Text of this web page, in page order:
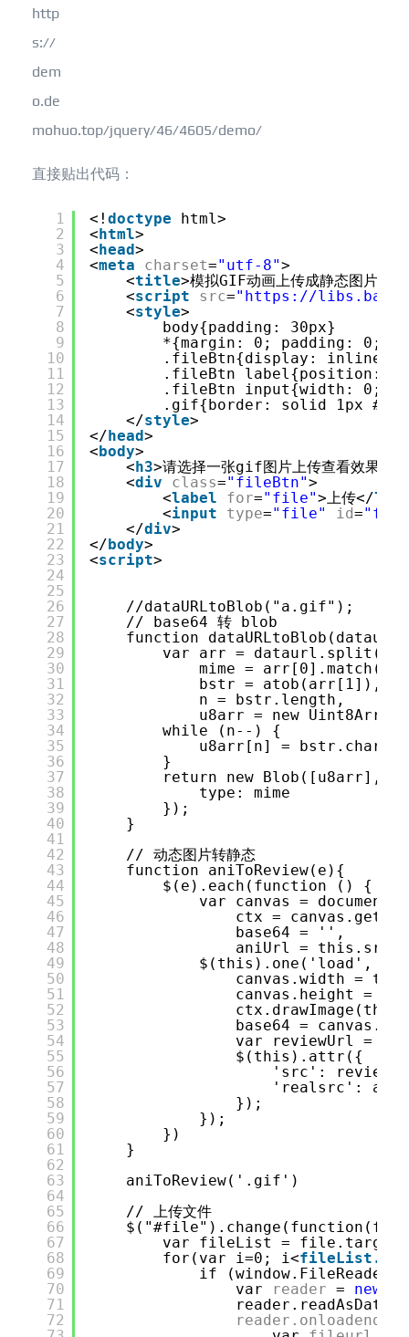
http
s://
dem
o.de
mohuo.top/jquery/46/4605/demo/
直接贴出代码：
1
2
3
4
5
6
7
8
9
10
11
12
13
14
15
16
17
18
19
20
21
22
23
24
25
26
27
28
29
30
31
32
33
34
35
36
37
38
39
40
41
42
43
44
45
46
47
48
49
50
51
52
53
54
55
56
57
58
59
60
61
62
63
64
65
66
67
68
69
70
71
72
<! doctype
html>
<html>
<head>
<meta charset="utf-8">
<title>模拟GIF动画上传成静态图片并
<script src=" https://
<style>
body{padding: 30px}
*{margin: 0; padding: 0;}
.fileBtn{display: inline-
.fileBtn label{position:
.fileBtn input{width: 0;
.gif{border: solid 1px
</style>
</head>
<body>
<h3>请选择一张gif图片上传查看效果，
<div class="fileBtn">
<label for="file">上传</
<input type="file" id=
</div>
</body>
<script>
//dataURLtoBlob("a.gif");
// base64 转 blob
function
var arr =
mime =
bstr = atob(arr[1]),
n = bstr.length,
u8arr = new
while (n--) {
u8arr[n] =
}
return new Blob([u8arr], {
type: mime
});
}
// 动态图片转静态
function aniToReview(e){
$(e).each(function () {
var canvas =
ctx =
base64 = '',
aniUrl = this.src;
$(this).one('load',
canvas.width =
canvas.height =
base64 =
var reviewUrl =
$(this).attr({
'src':
'realsrc':
});
});
})
}
aniToReview('.gif')
// 上传文件
var fileList =
for(var i=0; i<
if (window.FileReader)
var
reader = new
reader.onloadend